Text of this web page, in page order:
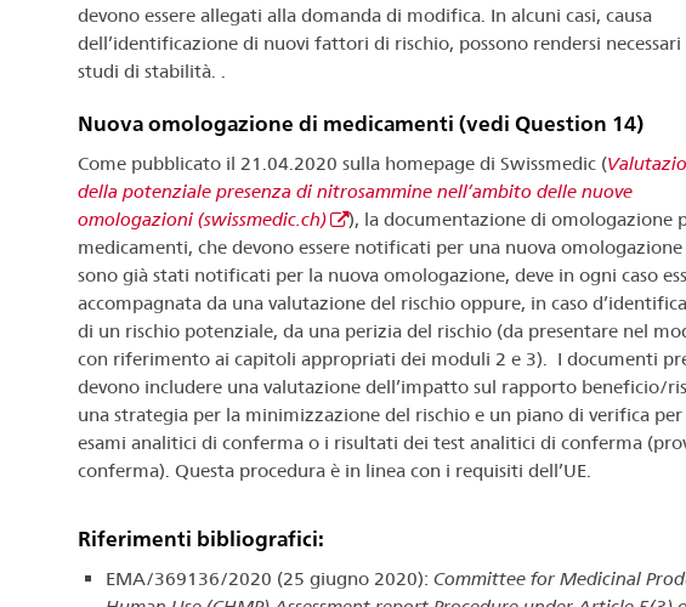
devono essere allegati alla domanda di modifica. In alcuni casi, causa
dell’identificazione di nuovi fattori di rischio, possono rendersi necessari
studi di stabilità. .
Nuova omologazione di medicamenti (vedi Question 14)
Come pubblicato il 21.04.2020 sulla homepage di Swissmedic (
della potenziale presenza di nitrosammine nell’ambito delle nuove
omologazioni (swissmedic.ch)
), la documentazione di omologazione
medicamenti, che devono essere notificati per una nuova omologazione
sono già stati notificati per la nuova omologazione, deve in ogni caso
accompagnata da una valutazione del rischio oppure, in caso
di un rischio potenziale, da una perizia del rischio (da presentare nel
con riferimento ai capitoli appropriati dei moduli 2 e 3). I documenti
devono includere una valutazione dell’impatto sul rapporto beneficio/
una strategia per la minimizzazione del rischio e un piano di verifica
esami analitici di conferma o i risultati dei test analitici di conferma
conferma). Questa procedura è in linea con i requisiti dell’UE.
Riferimenti bibliografici:
EMA/369136/2020 (25 giugno 2020): Committee for Medicinal